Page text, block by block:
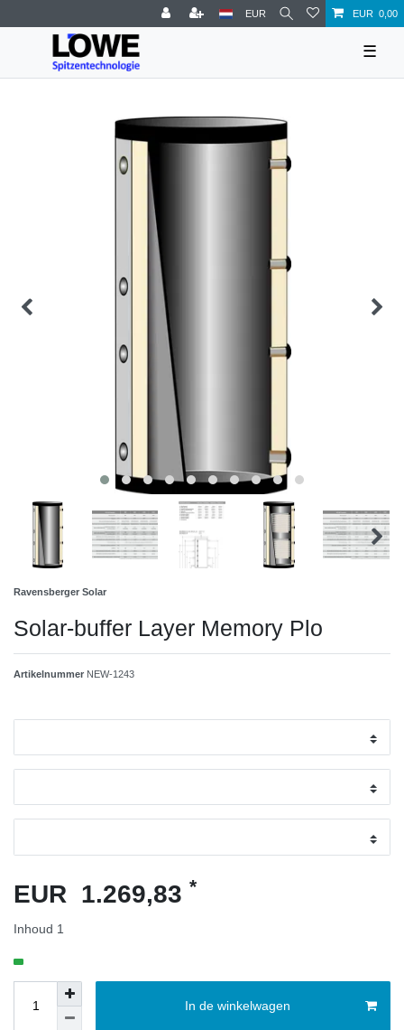
EUR EUR 0,00
☰
Ravensberger Solar
Solar-buffer Layer Memory Plo
Artikelnummer NEW-1243
EUR 1.269,83 *
Inhoud 1
In de winkelwagen